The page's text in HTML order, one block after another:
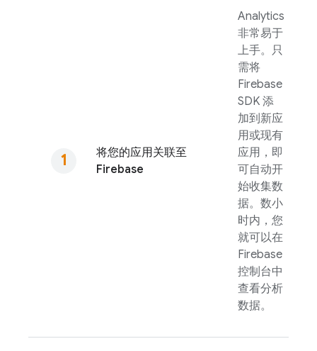
将您的应用关联至
Firebase
Analytics
非常易于
上手。只
需将
Firebase
SDK 添
加到新应
用或现有
应用，即
可自动开
始收集数
据。数小
时内，您
就可以在
Firebase
控制台中
查看分析
数据。